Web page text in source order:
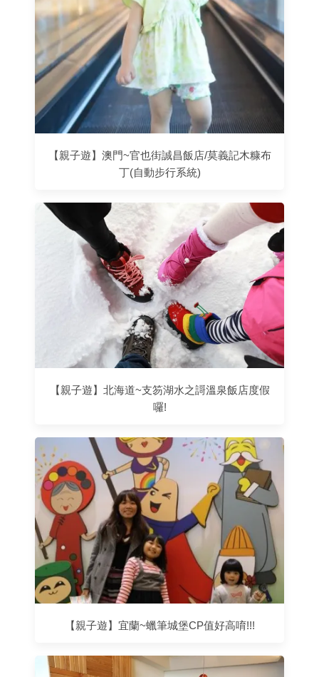
【親子遊】澳門~官也街誠昌飯店/莫義記木糠布
丁(自動步行系統)
【親子遊】北海道~支笏湖水之謌溫泉飯店度假
囉!
【親子遊】宜蘭~蠟筆城堡CP值好高唷!!!